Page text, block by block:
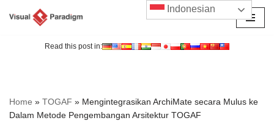
Read this post in:
Home » TOGAF » Mengintegrasikan ArchiMate secara Mulus ke
Dalam Metode Pengembangan Arsitektur TOGAF
Indonesian